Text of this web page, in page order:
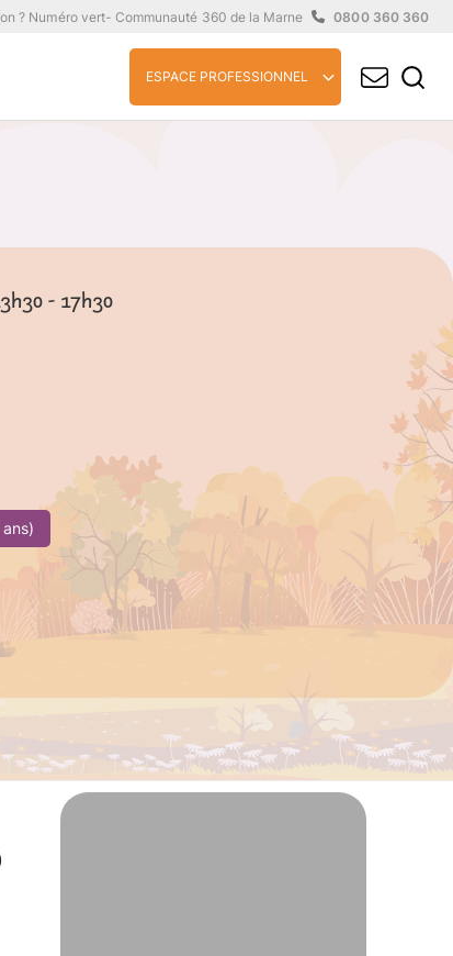
? Numéro vert- Communauté 360 de la Marne 0800 360 360
ESPACE PROFESSIONNEL
- 17h30